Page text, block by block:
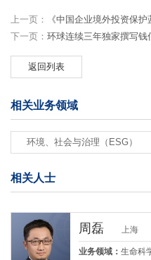
上一页：
《中国企业境外投资保
下一页： 环球连续三年独家撰写钱
返回列表
相关业务领域
环境、社会与治理（ESG）
相关人士
周磊 上海
业务领域： 生命科